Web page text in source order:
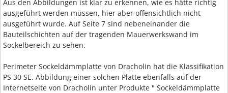
Aus den Abbildungen ist klar zu erkennen, wie es hätte richtig
ausgeführt werden müssen, hier aber offensichtlich nicht
ausgeführt wurde. Auf Seite 7 sind nebeneinander die
Bauteilschichten auf der tragenden Mauerwerkswand im
Sockelbereich zu sehen.
Perimeter Sockeldämmplatte von Dracholin hat die Klassifikation
PS 30 SE. Abbildung einer solchen Platte ebenfalls auf der
Internetseite von Dracholin unter Produkte " Sockeldämmplatte